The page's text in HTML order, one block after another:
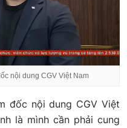
nội dung CGV Việt Nam
đốc nội dung CGV Việt
là mình cần phải cung